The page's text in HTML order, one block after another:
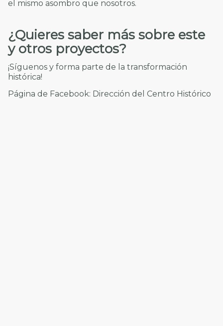
el mismo asombro que nosotros.
¿Quieres saber más sobre este
y otros proyectos?
¡Síguenos y forma parte de la transformación
histórica!
Página de Facebook: Dirección del Centro Histórico